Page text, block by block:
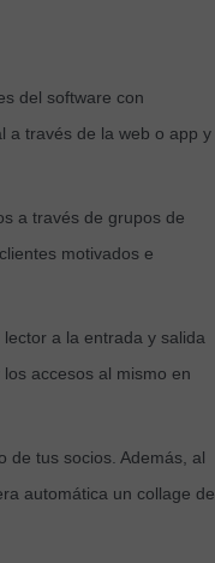
del software con
a través de la web o app y
a través de grupos de
motivados e
a la entrada y salida
accesos al mismo en
de tus socios. Además, al
automática un collage de